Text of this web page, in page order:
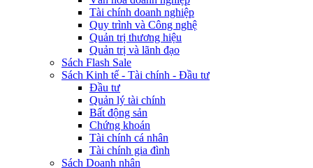
Tài chính doanh nghiệp
Quy trình và Công nghệ
Quản trị thương hiệu
Quản trị và lãnh đạo
Sách Flash Sale
Sách Kinh tế - Tài chính - Đầu tư
Đầu tư
Quản lý tài chính
Bất động sản
Chứng khoán
Tài chính cá nhân
Tài chính gia đình
Sách Doanh nhân